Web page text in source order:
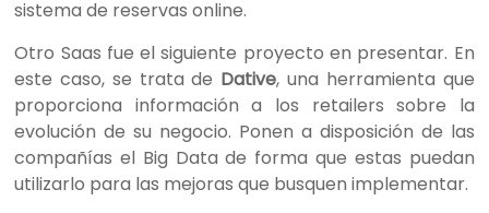
sistema de reservas online.
Otro Saas fue el siguiente proyecto en presentar. En
este caso, se trata de Dative, una herramienta que
proporciona información a los retailers sobre la
evolución de su negocio. Ponen a disposición de las
compañías el Big Data de forma que estas puedan
utilizarlo para las mejoras que busquen implementar.